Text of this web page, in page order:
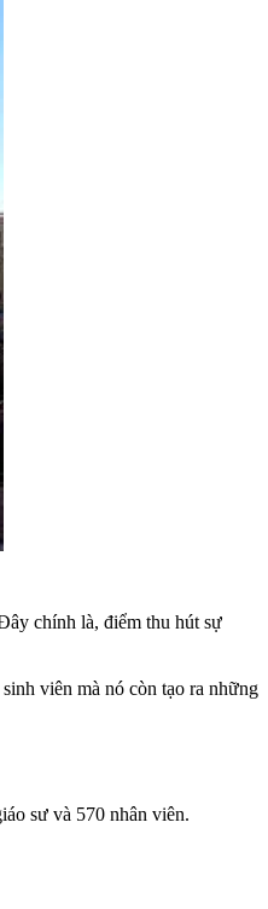
chính là, điểm thu hút sự
viên mà nó còn tạo ra những
sư và 570 nhân viên.